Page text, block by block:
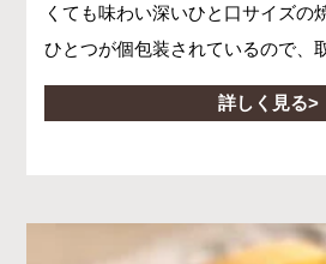
くても味わい深いひと口サイズの
ひとつが個包装されているので、
詳しく見る